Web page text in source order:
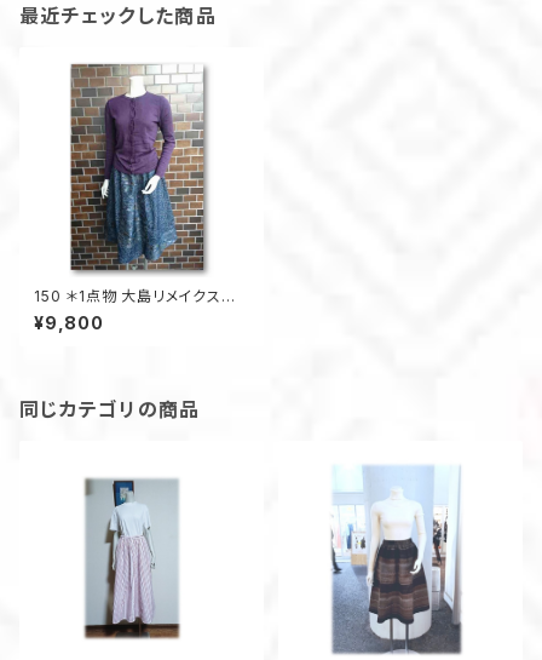
最近チェックした商品
150 ＊1点物 大島リメイクスギャ
ザーフレアカート（6枚はぎ）
¥9,800
同じカテゴリの商品